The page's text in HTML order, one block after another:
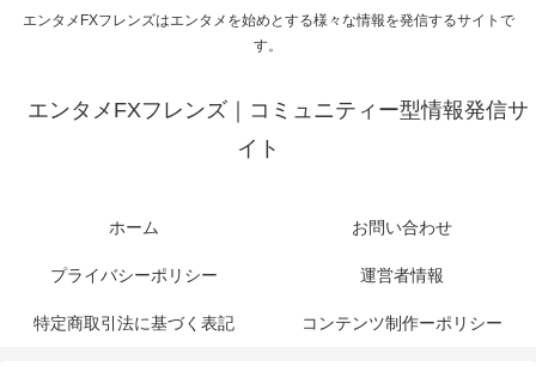
エンタメFXフレンズはエンタメを始めとする様々な情報を発信するサイトで
す。
エンタメFXフレンズ｜コミュニティー型情報発信サ
イト
ホーム お問い合わせ
プライバシーポリシー 運営者情報
特定商取引法に基づく表記 コンテンツ制作ーポリシー